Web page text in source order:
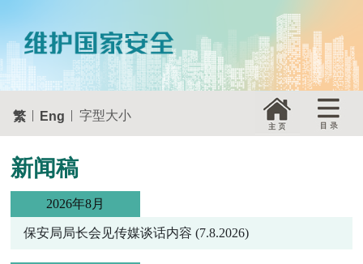
繁 | Eng | 字型大小
新闻稿
2026年8月
保安局局长会见传媒谈话内容 (7.8.2026)